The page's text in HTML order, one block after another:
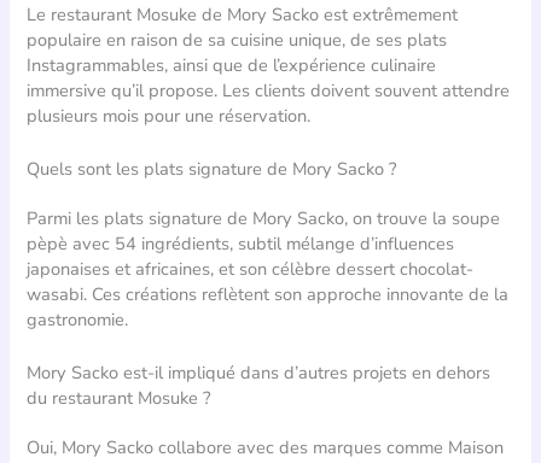
Le restaurant Mosuke de Mory Sacko est extrêmement
populaire en raison de sa cuisine unique, de ses plats
Instagrammables, ainsi que de l’expérience culinaire
immersive qu’il propose. Les clients doivent souvent attendre
plusieurs mois pour une réservation.
Quels sont les plats signature de Mory Sacko ?
Parmi les plats signature de Mory Sacko, on trouve la soupe
pèpè avec 54 ingrédients, subtil mélange d’influences
japonaises et africaines, et son célèbre dessert chocolat-
wasabi. Ces créations reflètent son approche innovante de la
gastronomie.
Mory Sacko est-il impliqué dans d’autres projets en dehors
du restaurant Mosuke ?
Oui, Mory Sacko collabore avec des marques comme Maison